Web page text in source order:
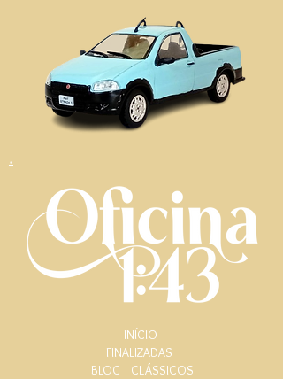
.
INÍCIO
FINALIZADAS
BLOG
CLÁSSICOS